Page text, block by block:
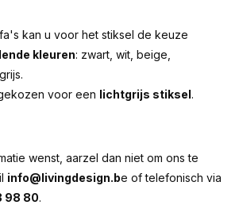
kan u voor het stiksel de keuze
kleuren: zwart, wit, beige,
voor een lichtgrijs stiksel.
wenst, aarzel dan niet om ons te
info@livingdesign.be of telefonisch via
98 80.